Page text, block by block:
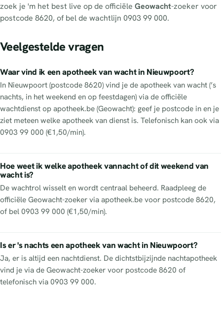
zoek je 'm het best live op de officiële Geowacht-zoeker voor
postcode 8620, of bel de wachtlijn 0903 99 000.
Veelgestelde vragen
Waar vind ik een apotheek van wacht in Nieuwpoort?
In Nieuwpoort (postcode 8620) vind je de apotheek van wacht (’s
nachts, in het weekend en op feestdagen) via de officiële
wachtdienst op apotheek.be (Geowacht): geef je postcode in en je
ziet meteen welke apotheek van dienst is. Telefonisch kan ook via
0903 99 000 (€1,50/min).
Hoe weet ik welke apotheek vannacht of dit weekend van
wacht is?
De wachtrol wisselt en wordt centraal beheerd. Raadpleeg de
officiële Geowacht-zoeker via apotheek.be voor postcode 8620,
of bel 0903 99 000 (€1,50/min).
Is er 's nachts een apotheek van wacht in Nieuwpoort?
Ja, er is altijd een nachtdienst. De dichtstbijzijnde nachtapotheek
vind je via de Geowacht-zoeker voor postcode 8620 of
telefonisch via 0903 99 000.